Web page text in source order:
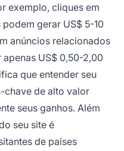
exemplo, cliques em
gerar US$ 5-10
anúncios relacionados
US$ 0,50-2,00
que entender seu
chave de alto valor
seus ganhos. Além
seu site é
de países